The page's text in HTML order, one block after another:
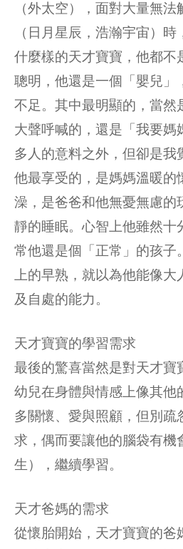
（外太空），面對大量無
（日月星辰，浩瀚宇宙）
什麼樣的天才寶寶，他都不
聰明，他還是一個「嬰兒」
不足。其中最明顯的，當然
大聲呼喊的，還是「我要媽
多人的意料之外，但卻是我
他最享受的，是媽媽溫暖的
澡，是爸爸和他無憂無慮的
靜的睡眠。心智上他雖然十
常他還是個「正常」的孩子
上的早熟，就以為他能像
及自處的能力。
天才寶寶的學習需求
最後的驚喜當然是對天才寶
幼兒在身體與情感上像其他
多關懷、愛與照顧，但別疏
求，偶而要讓他的腦袋有機
生），繼續學習。
天才爸媽的需求
從懷胎開始，天才寶寶的爸